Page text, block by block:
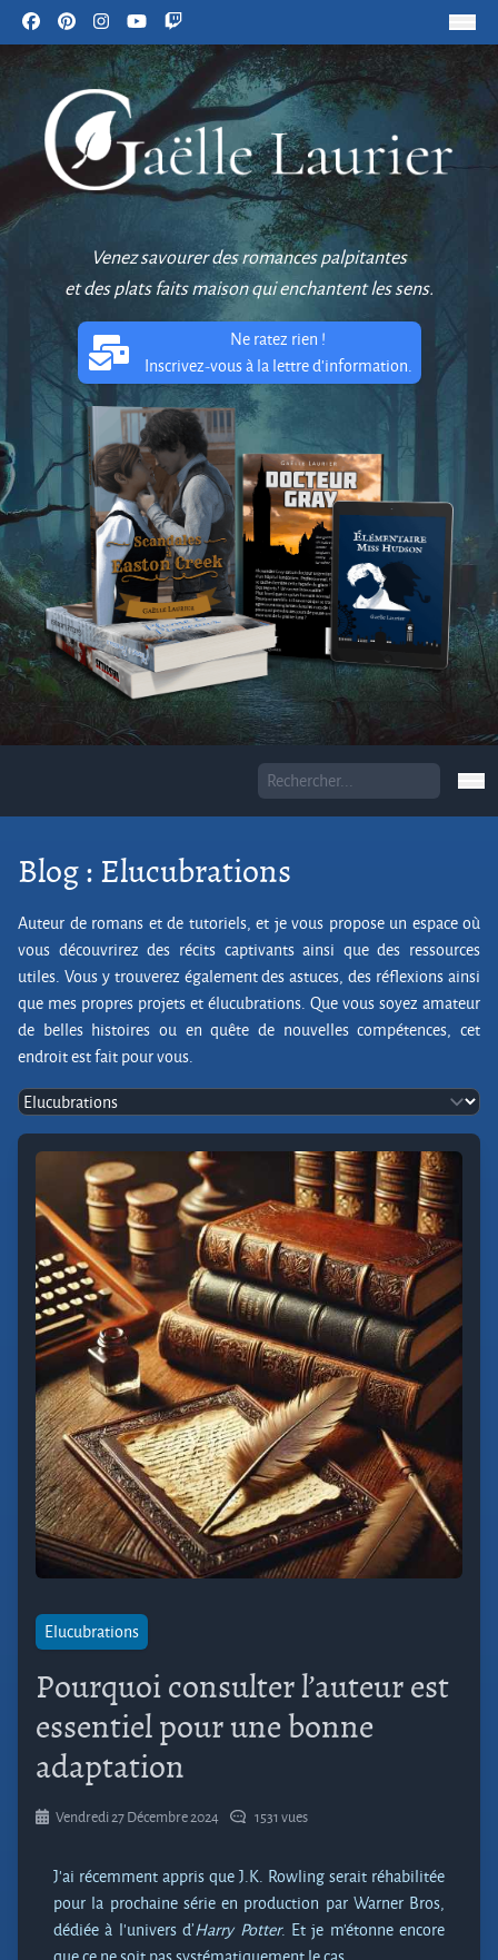
Venez savourer des romances palpitantes
et des plats faits maison qui enchantent les sens.
Ne ratez rien !
Inscrivez-vous à la lettre d'information.
Blog : Elucubrations
Auteur de romans et de tutoriels, et je vous propose un espace où
vous découvrirez des récits captivants ainsi que des ressources
utiles. Vous y trouverez également des astuces, des réflexions ainsi
que mes propres projets et élucubrations. Que vous soyez amateur
de belles histoires ou en quête de nouvelles compétences, cet
endroit est fait pour vous.
Elucubrations
Pourquoi consulter l’auteur est
essentiel pour une bonne
adaptation
Vendredi 27 Décembre 2024 1531 vues
J’ai récemment appris que J.K. Rowling serait réhabilitée
pour la prochaine série en production par Warner Bros,
dédiée à l’univers d’Harry Potter. Et je m’étonne encore